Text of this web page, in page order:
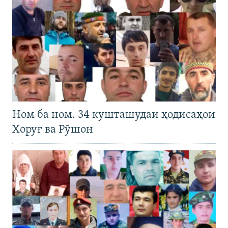
Ном ба ном. 34 кушташудаи ҳодисаҳои
Хоруғ ва Рӯшон